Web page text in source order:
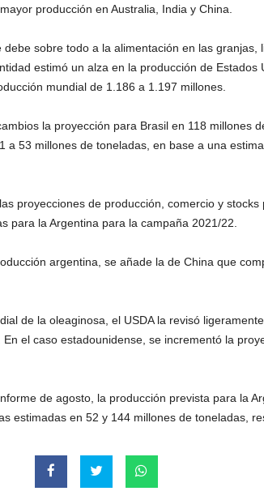
producción en Australia, India y China.
sobre todo a la alimentación en las granjas,
estimó un alza en la producción de Estados
mundial de 1.186 a 1.197 millones.
la proyección para Brasil en 118 millones
a 53 millones de toneladas, en base a una
proyecciones de producción, comercio y
para la Argentina para la campaña 2021/22.
argentina, se añade la de China que
de la oleaginosa, el USDA la revisó
el caso estadounidense, se incrementó la
de agosto, la producción prevista para la
estimadas en 52 y 144 millones de toneladas,